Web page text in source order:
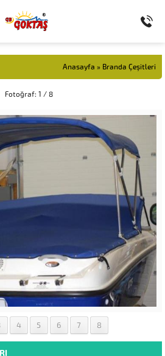
Anasayfa » Branda Çeşitleri
Fotoğraf: 1 / 8
4 5 6 7 8